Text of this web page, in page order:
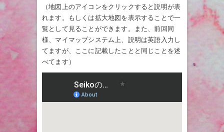
（地図上のアイコンをクリックすると説明が表
れます。もしくは拡大地図を表示することで一
覧として見ることができます。また、前回同
様、マイマップシステム上、説明は英語入力し
てますが、ここに記載したことと同じことを述
べてます）